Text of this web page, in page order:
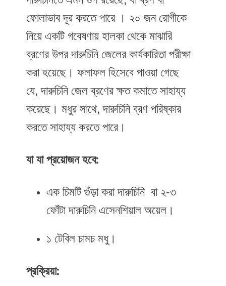
ফোলাভাব দূর করতে পারে । ২০ জন রোগীকে
নিয়ে একটি গবেষণায় হালকা থেকে মাঝারি
ব্রণের উপর দারুচিনি জেলের কার্যকারিতা পরীক্ষা
করা হয়েছে। ফলাফল হিসেবে পাওয়া গেছে
যে, দারুচিনি জেল ব্রণের ক্ষত কমাতে সাহায্য
করেছে। মধুর সাথে, দারুচিনি ব্রণ পরিষ্কার
করতে সাহায্য করতে পারে।
যা যা প্রয়োজন হবে:
এক চিমটি গুঁড়া করা দারুচিনি বা ২-৩
ফোঁটা দারুচিনি এসেনশিয়াল অয়েল।
১ টেবিল চামচ মধু।
প্রক্রিয়া: